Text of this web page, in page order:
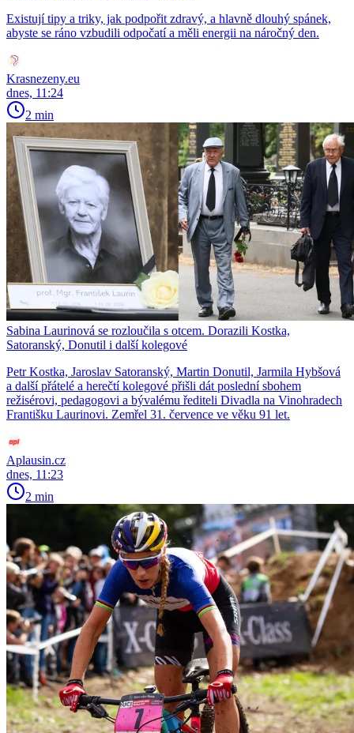
Existují tipy a triky, jak podpořit zdravý, a hlavně dlouhý spánek,
abyste se ráno vzbudili odpočatí a měli energii na náročný den.
Krasnezeny.eu
dnes, 11:24
2 min
Sabina Laurinová se rozloučila s otcem. Dorazili Kostka,
Satoranský, Donutil i další kolegové
Petr Kostka, Jaroslav Satoranský, Martin Donutil, Jarmila Hybšová
a další přátelé a herečtí kolegové přišli dát poslední sbohem
režisérovi, pedagogovi a bývalému řediteli Divadla na Vinohradech
Františku Laurinovi. Zemřel 31. července ve věku 91 let.
Aplausin.cz
dnes, 11:23
2 min